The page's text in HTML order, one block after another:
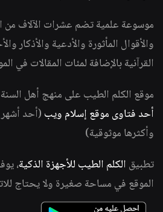
موسوعة علمية تضم عشرات الآلاف من
والأقوال المأثورة والأدعية والأذكار
القرآنية بالإضافة لمئات المقالات في
موقع الكلم الطيب على منهج أهل السنة
أحد فتاوى موقع إسلام ويب (أحد أشهر
وأكثرها موثوقية)
تطبيق الكلم الطيب للأجهزة الذكية،
الموقع في مساحة صغيرة ولا يحتاج